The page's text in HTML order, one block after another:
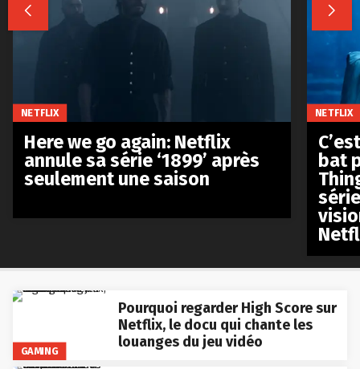
GAMING
Pourquoi regarder High Score sur
Netflix, le docu qui chante les
louanges du jeu vidéo
 
NETFLIX
Here we go again: Netflix
annule sa série ‘1899’ après
seulement une saison
NETFLIX
bat